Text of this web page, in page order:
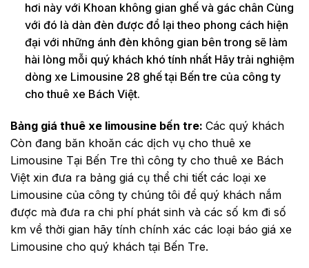
hơi này với Khoan không gian ghế và gác chân Cùng
với đó là dàn đèn được đổ lại theo phong cách hiện
đại với những ánh đèn không gian bên trong sẽ làm
hài lòng mỗi quý khách khó tính nhất Hãy trải nghiệm
dòng xe Limousine 28 ghế tại Bến tre của công ty
cho thuê xe Bách Việt.
Bảng giá thuê xe limousine bến tre: Các quý khách
Còn đang băn khoăn các dịch vụ cho thuê xe
Limousine Tại Bến Tre thì công ty cho thuê xe Bách
Việt xin đưa ra bảng giá cụ thể chi tiết các loại xe
Limousine của công ty chúng tôi để quý khách nắm
được mà đưa ra chi phí phát sinh và các số km đi số
km về thời gian hãy tính chính xác các loại báo giá xe
Limousine cho quý khách tại Bến Tre.